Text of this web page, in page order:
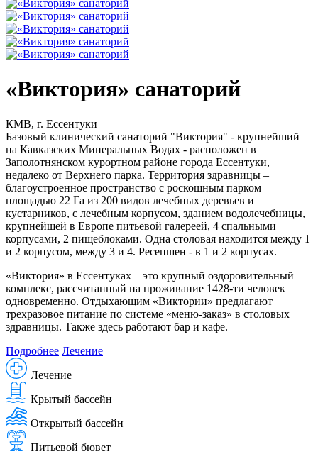
«Виктория» санаторий
КМВ, г. Ессентуки
Базовый клинический санаторий "Виктория" - крупнейший
на Кавказских Минеральных Водах - расположен в
Заполотнянском курортном районе города Ессентуки,
недалеко от Верхнего парка. Территория здравницы –
благоустроенное пространство с роскошным парком
площадью 22 Га из 200 видов лечебных деревьев и
кустарников, с лечебным корпусом, зданием водолечебницы,
крупнейшей в Европе питьевой галереей, 4 спальными
корпусами, 2 пищеблоками. Одна столовая находится между 1
и 2 корпусом, между 3 и 4. Ресепшен - в 1 и 2 корпусах.
«Виктория» в Ессентуках ‒ это крупный оздоровительный
комплекс, рассчитанный на проживание 1428-ти человек
одновременно. Отдыхающим «Виктории» предлагают
трехразовое питание по системе «меню-заказ» в столовых
здравницы. Также здесь работают бар и кафе.
Подробнее Лечение
Лечение
Крытый бассейн
Открытый бассейн
Питьевой бювет